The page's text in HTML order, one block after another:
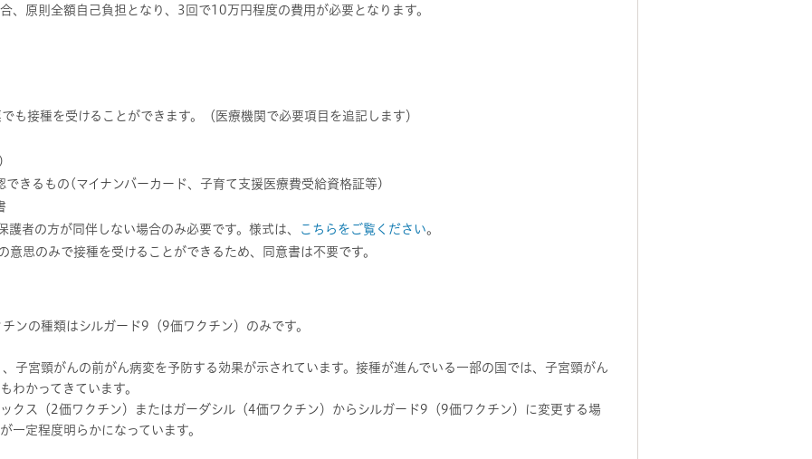
、原則全額自己負担となり、3回で10万円程度の費用が必要となります。
も接種を受けることができます。（医療機関で必要項目を追記します）
できるもの(マイナンバーカード、子育て支援医療費受給資格証等)
者の方が同伴しない場合のみ必要です。様式は、
こちらをご覧ください。
思のみで接種を受けることができるため、同意書は不要です。
ンの種類はシルガード9（9価ワクチン）のみです。
子宮頸がんの前がん病変を予防する効果が示されています。接種が進んでいる一部の国では、子宮頸がん
わかってきています。
クス（2価ワクチン）またはガーダシル（4価ワクチン）からシルガード9（9価ワクチン）に変更する場
一定程度明らかになっています。